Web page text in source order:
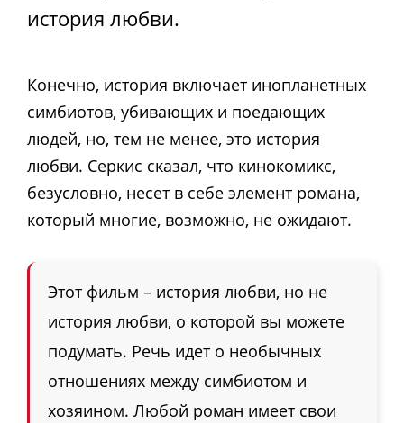
история любви.
Конечно, история включает инопланетных
симбиотов, убивающих и поедающих
людей, но, тем не менее, это история
любви. Серкис сказал, что кинокомикс,
безусловно, несет в себе элемент романа,
который многие, возможно, не ожидают.
Этот фильм – история любви, но не
история любви, о которой вы можете
подумать. Речь идет о необычных
отношениях между симбиотом и
хозяином. Любой роман имеет свои